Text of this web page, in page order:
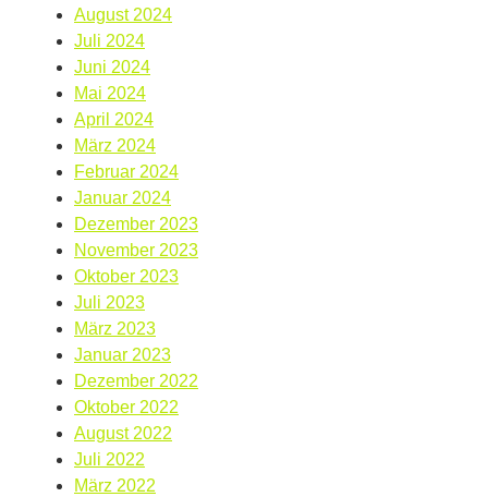
August 2024
Juli 2024
Juni 2024
Mai 2024
April 2024
März 2024
Februar 2024
Januar 2024
Dezember 2023
November 2023
Oktober 2023
Juli 2023
März 2023
Januar 2023
Dezember 2022
Oktober 2022
August 2022
Juli 2022
März 2022